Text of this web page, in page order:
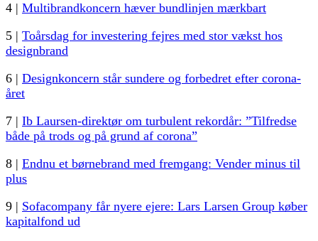
4 | Multibrandkoncern hæver bundlinjen mærkbart
5 | Toårsdag for investering fejres med stor vækst hos
designbrand
6 | Designkoncern står sundere og forbedret efter corona-
året
7 | Ib Laursen-direktør om turbulent rekordår: ”Tilfredse
både på trods og på grund af corona”
8 | Endnu et børnebrand med fremgang: Vender minus til
plus
9 | Sofacompany får nyere ejere: Lars Larsen Group køber
kapitalfond ud